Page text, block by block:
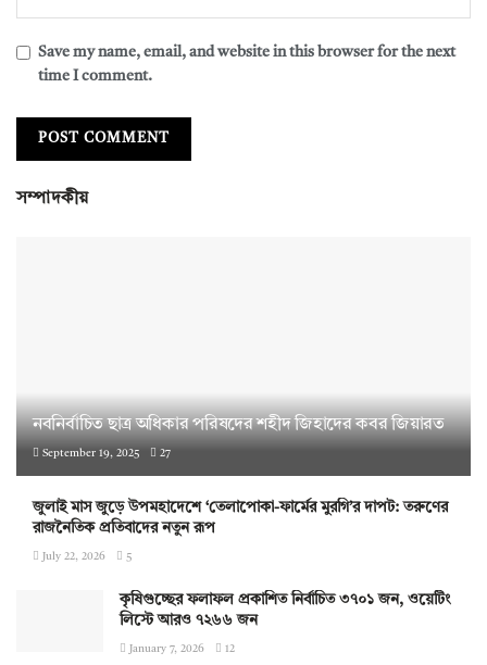
Save my name, email, and website in this browser for the next
time I comment.
সম্পাদকীয়
নবনির্বাচিত ছাত্র অধিকার পরিষদের শহীদ জিহাদের কবর জিয়ারত
September 19, 2025 27
জুলাই মাস জুড়ে উপমহাদেশে ‘তেলাপোকা-ফার্মের মুরগি’র দাপট: তরুণের
রাজনৈতিক প্রতিবাদের নতুন রূপ
July 22, 2026 5
কৃষিগুচ্ছের ফলাফল প্রকাশিত নির্বাচিত ৩৭০১ জন, ওয়েটিং
লিস্টে আরও ৭২৬৬ জন
January 7, 2026 12